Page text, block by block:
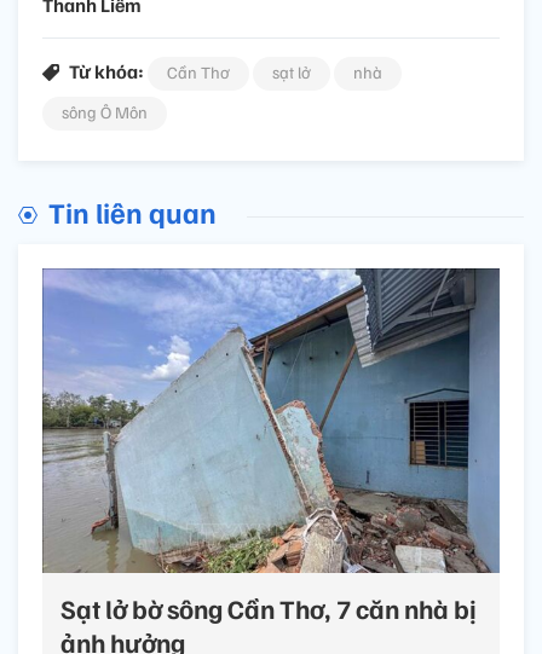
Thanh Liêm
Từ khóa: Cần Thơ sạt lở
nhà
sông Ô Môn
Tin liên quan
Sạt lở bờ sông Cần Thơ, 7 căn nhà bị
ảnh hưởng